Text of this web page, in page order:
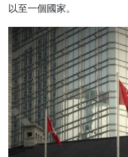
以至一個國家。